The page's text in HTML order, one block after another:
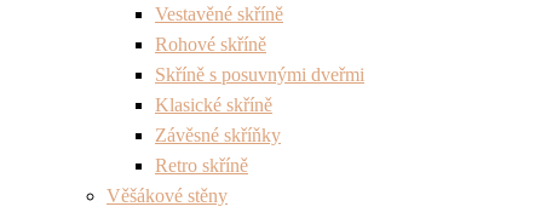
Vestavěné skříně
Rohové skříně
Skříně s posuvnými dveřmi
Klasické skříně
Závěsné skříňky
Retro skříně
Věšákové stěny